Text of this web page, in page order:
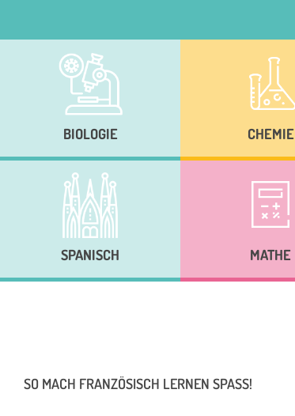
BIOLOGIE CHEMIE
SPANISCH MATHE
SO MACH FRANZÖSISCH LERNEN SPASS!